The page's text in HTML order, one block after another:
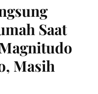
Saat
Masih